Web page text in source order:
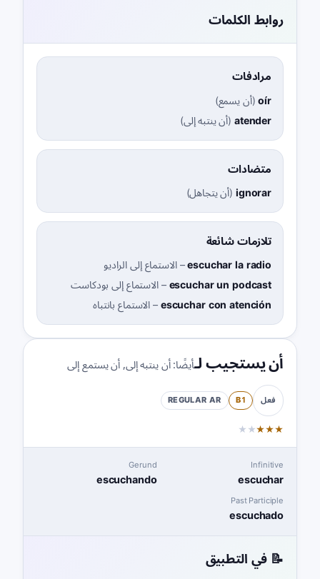
روابط الكلمات
مرادفات
oír
(أن يسمع)
atender
(أن ينتبه إلى)
متضادات
ignorar
(أن يتجاهل)
تلازمات شائعة
escuchar la radio
–الاستماع إلى الراديو
escuchar un podcast
–الاستماع إلى بودكاست
escuchar con atención
–الاستماع بانتباه
أن يستجيب لـأيضًا:أن ينتبه إلى,أن يستمع إلى
فعل B1
REGULARAR
★
★
★
★
★
Infinitive
escuchar
Gerund
escuchando
Past Participle
escuchado
📝 في التطبيق